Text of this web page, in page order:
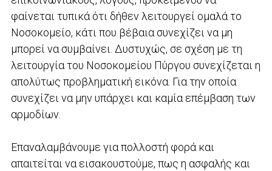
φαίνεται τυπικά ότι δήθεν λειτουργεί ομαλά το
Νοσοκομείο, κάτι που βέβαια συνεχίζει να μη
μπορεί να συμβαίνει. Δυστυχώς, σε σχέση με τη
λειτουργία του Νοσοκομείου Πύργου συνεχίζεται η
απολύτως προβληματική εικόνα. Για την οποία
συνεχίζει να μην υπάρχει και καμία επέμβαση των
αρμοδίων.
Επαναλαμβάνουμε για πολλοστή φορά και
απαιτείται να εισακουστούμε, πως η ασφαλής και